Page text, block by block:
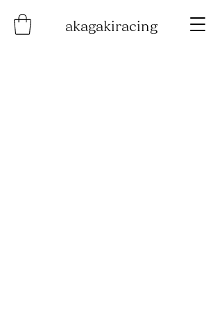
akagakiracing